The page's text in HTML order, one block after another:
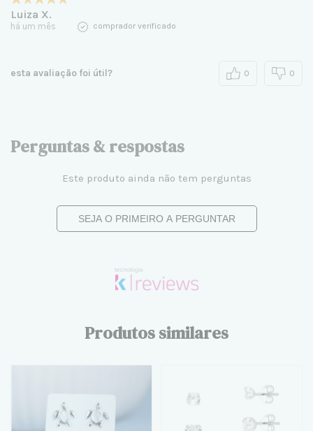
Luiza X.
há um mês comprador verificado
esta avaliação foi útil? 0 0
Perguntas & respostas
Este produto ainda não tem perguntas
SEJA O PRIMEIRO A PERGUNTAR
Produtos similares